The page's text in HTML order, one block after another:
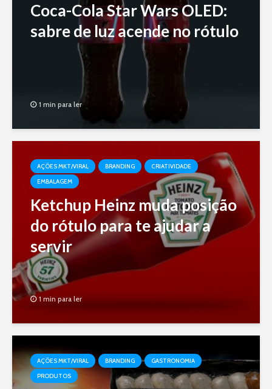
Coca-Cola Star Wars OLED:
sabre de luz acende no rótulo
1 min para ler
AÇÕES MKT/VIRAL BRANDING
CRIATIVIDADE
EMBALAGEM
Ketchup Heinz muda posição
do rótulo para te ajudar a
servir
1 min para ler
AÇÕES MKT/VIRAL BRANDING
GASTRONOMIA
PRODUTOS